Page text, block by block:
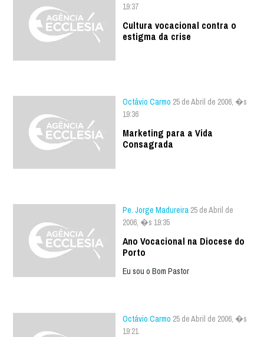
19:37
Cultura vocacional contra o
estigma da crise
Octávio Carmo 25 de Abril de 2006, �s
19:36
Marketing para a Vida
Consagrada
Pe. Jorge Madureira 25 de Abril de
2006, �s 19:35
Ano Vocacional na Diocese do
Porto
Eu sou o Bom Pastor
Octávio Carmo 25 de Abril de 2006, �s
19:21